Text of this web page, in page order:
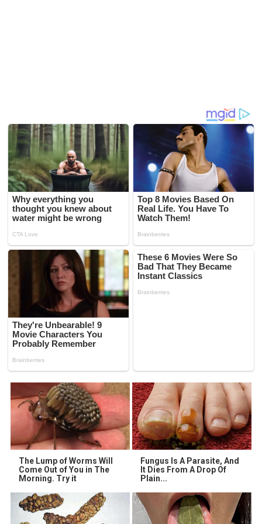
The Lump of Worms Will
Come Out of You in The
Morning. Try it
Fungus Is A Parasite, And
It Dies From A Drop Of
Plain...